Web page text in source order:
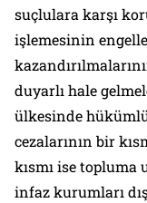
suçlulara karşı
işlemesinin
duyarlı hale
ülkesinde
cezalarının bir
kısmı ise topluma
infaz kurumları